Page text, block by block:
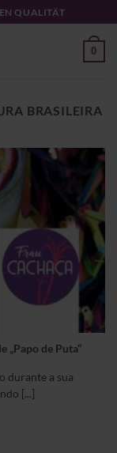
QUALITÄT
0
BRASILEIRA
„Papo de Puta“
durante a sua
[...]